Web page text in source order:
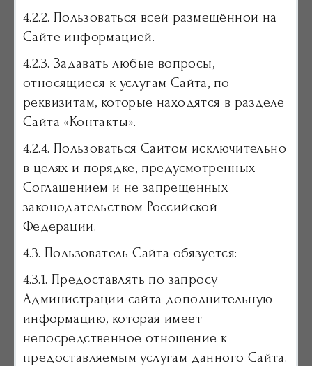
4.2.2. Пользоваться всей размещённой на
Сайте информацией.
4.2.3. Задавать любые вопросы,
относящиеся к услугам Сайта, по
реквизитам, которые находятся в разделе
Сайта «Контакты».
4.2.4. Пользоваться Сайтом исключительно
в целях и порядке, предусмотренных
Соглашением и не запрещенных
законодательством Российской
Федерации.
4.3. Пользователь Сайта обязуется:
4.3.1. Предоставлять по запросу
Администрации сайта дополнительную
информацию, которая имеет
непосредственное отношение к
предоставляемым услугам данного Сайта.